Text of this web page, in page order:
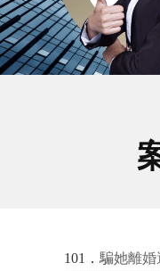
101．騙她離婚